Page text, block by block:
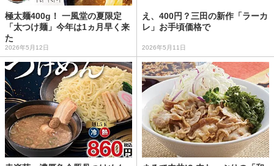
極太麺400g！ 一風堂の夏限定
「太つけ麺」今年は1ヵ月早く来
た
2026年5月12日
え、400円？三田の新作「ラーカ
レ」お手頃価格で
2026年5月11日